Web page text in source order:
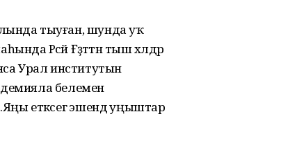
тыуған, шунда уҡ
Рәсәй Ғәҙәттән тыш хәлдәр
Урал институтын
белемен
етәксегә эшендә уңыштар